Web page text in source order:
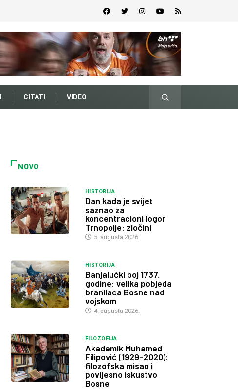
CITATI VIDEO
NOVO
HISTORIJA
Dan kada je svijet
saznao za
koncentracioni logor
Trnopolje: zločini
5. augusta 2026.
HISTORIJA
Banjalučki boj 1737.
godine: velika pobjeda
branilaca Bosne nad
vojskom
4. augusta 2026.
FILOZOFIJA
Akademik Muhamed
Filipović (1929–2020):
filozofska misao i
povijesno iskustvo
Bosne